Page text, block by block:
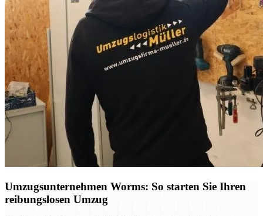
Umzugsunternehmen Worms: So starten Sie Ihren
reibungslosen Umzug